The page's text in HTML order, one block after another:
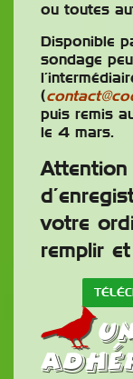
ou toutes
Disponible
sondage
(
puis remis
le 4 mars.
Attention
votre
remplir